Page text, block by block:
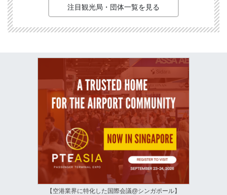
注目観光局・団体一覧を見る
【空港業界に特化した国際会議@シンガポール】